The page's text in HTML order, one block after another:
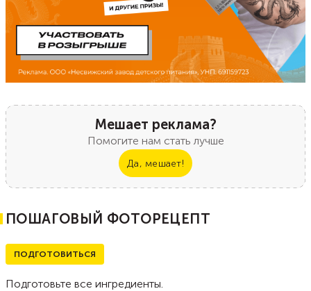
Мешает реклама?
Помогите нам стать лучше
Да, мешает!
ПОШАГОВЫЙ ФОТОРЕЦЕПТ
ПОДГОТОВИТЬСЯ
Подготовьте все ингредиенты.